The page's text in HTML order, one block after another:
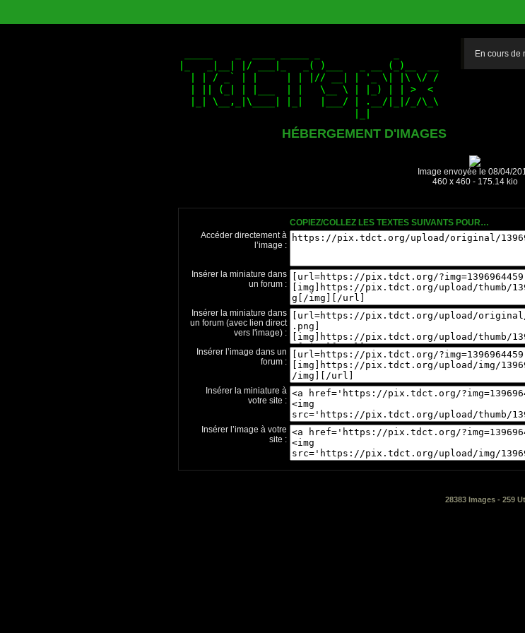
HÉBERGEMENT D'IMAGES
En cours de
Image envoyée le 08/04/
460 x 460 - 175.14 kio
COPIEZ/COLLEZ LES TEXTES SUIVANTS POUR…
Accéder directement à
l’image :
Insérer la miniature dans
un forum :
Insérer la miniature dans
un forum (avec lien direct
vers l'image) :
Insérer l’image dans un
forum :
Insérer la miniature à
votre site :
Insérer l’image à votre
site :
28383 Images - 259